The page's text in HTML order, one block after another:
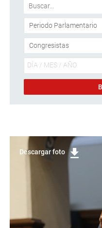
Descargar foto